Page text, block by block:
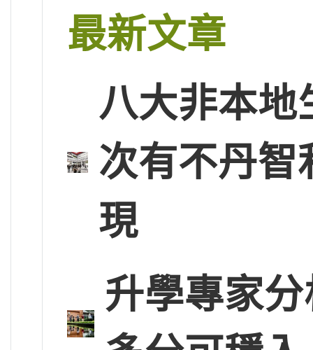
最新文章
八大非本地
次有不丹智
現
升學專家